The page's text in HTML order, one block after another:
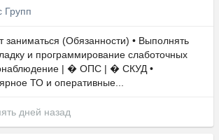
Групп
(Обязанности) • Выполнять
и программирование слаботочных
| � ОПС | � СКУД •
ТО и оперативные...
дней назад